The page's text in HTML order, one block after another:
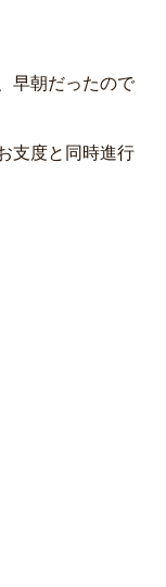
早朝だったので
支度と同時進行